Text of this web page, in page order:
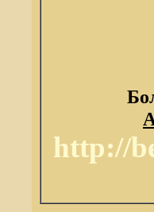
http://